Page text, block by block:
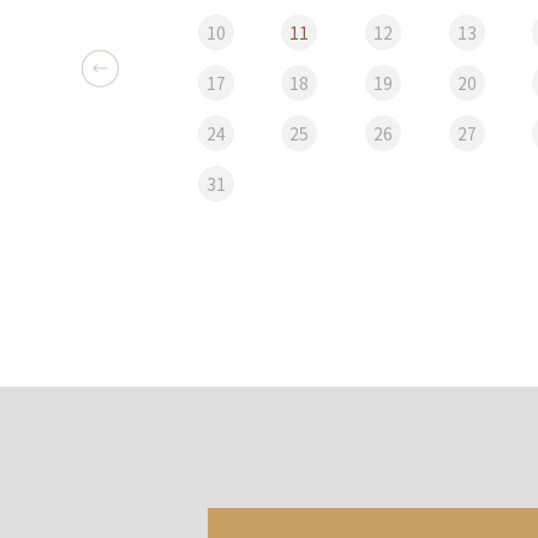
10 11 12 13
17 18 19 20
24 25 26 27
31